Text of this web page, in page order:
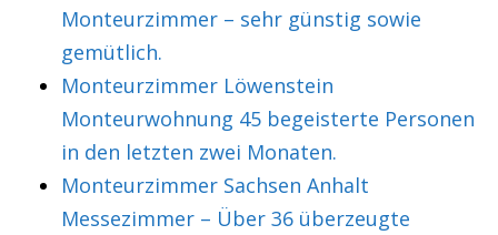
Monteurzimmer – sehr günstig sowie
gemütlich.
Monteurzimmer Löwenstein
Monteurwohnung 45 begeisterte Personen
in den letzten zwei Monaten.
Monteurzimmer Sachsen Anhalt
Messezimmer – Über 36 überzeugte